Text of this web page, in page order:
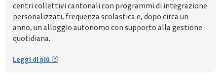
centri collettivi cantonali con programmi di integrazione
personalizzati, frequenza scolastica e, dopo circa un
anno, un alloggio autonomo con supporto alla gestione
quotidiana.
Leggi di più